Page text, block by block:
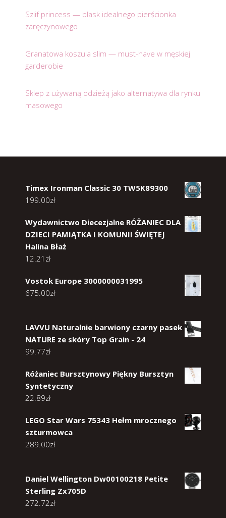
Szlif princess — blask idealnego pierścionka
zaręczynowego
Granatowa koszula slim — must-have w męskiej
garderobie
Sklep z używaną odzieżą jako alternatywa dla rynku
masowego
Timex Ironman Classic 30 TW5K89300
199.00zł
Wydawnictwo Diecezjalne RÓŻANIEC DLA
DZIECI PAMIĄTKA I KOMUNII ŚWIĘTEJ
Halina Błaż
12.21 zł
Vostok Europe 3000000031995
675.00zł
LAVVU Naturalnie barwiony czarny pasek
NATURE ze skóry Top Grain - 24
99.77zł
Różaniec Bursztynowy Piękny Bursztyn
Syntetyczny
22.89zł
LEGO Star Wars 75343 Hełm mrocznego
szturmowca
289.00zł
Daniel Wellington Dw00100218 Petite
Sterling Zx705D
272.72zł